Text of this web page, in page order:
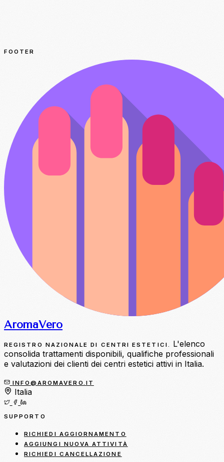
FOOTER
AromaVero
REGISTRO NAZIONALE DI CENTRI ESTETICI.
L'elenco
consolida trattamenti disponibili, qualifiche professionali
e valutazioni dei clienti dei centri estetici attivi in Italia.
INFO@AROMAVERO.IT
Italia
SUPPORTO
RICHIEDI AGGIORNAMENTO
AGGIUNGI NUOVA ATTIVITÀ
RICHIEDI CANCELLAZIONE